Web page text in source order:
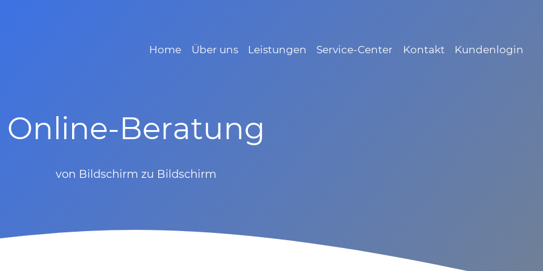
Home
Über uns Leistungen Service-Center Kontakt Kundenlogin
Online-Beratung
von Bildschirm zu Bildschirm